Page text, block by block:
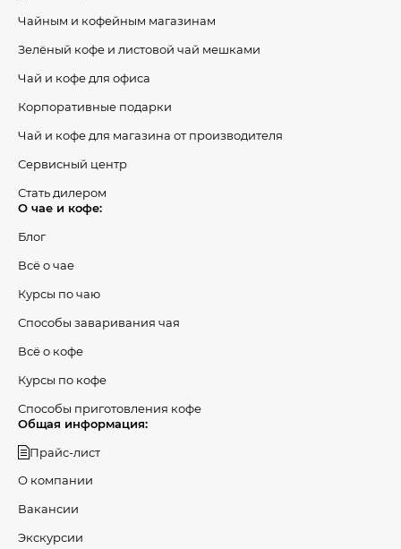
Чайным и кофейным магазинам
Зелёный кофе и листовой чай мешками
Чай и кофе для офиса
Корпоративные подарки
Чай и кофе для магазина от производителя
Сервисный центр
Стать дилером
О чае и кофе:
Блог
Всё о чае
Курсы по чаю
Способы заваривания чая
Всё о кофе
Курсы по кофе
Способы приготовления кофе
Общая информация:
Прайс-лист
О компании
Вакансии
Экскурсии